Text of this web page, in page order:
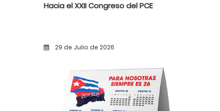
Hacia el XXII Congreso del PCE
29 de Julio de 2026